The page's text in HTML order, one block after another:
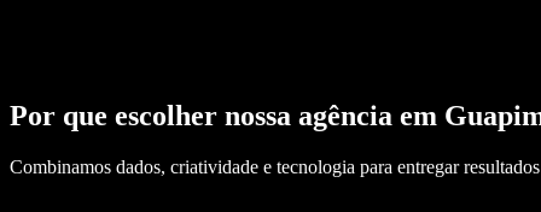
Por que escolher nossa agência em
Combinamos dados, criatividade e tecnologia para entregar